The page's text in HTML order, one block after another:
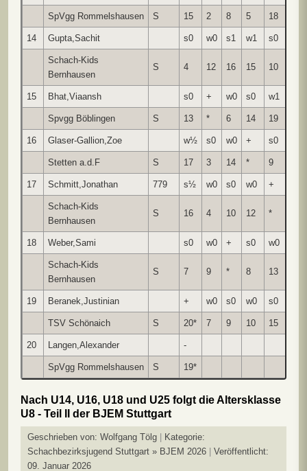
SpVgg Rommelshausen S 15 2 8 5 18
14 Gupta,Sachit s0 w0 s1 w1 s0
Schach-Kids
Bernhausen
S 4 12 16 15 10
15 Bhat,Viaansh s0 + w0 s0 w1
Spvgg Böblingen S 13 * 6 14 19
16 Glaser-Gallion,Zoe w½ s0 w0 + s0
Stetten a.d.F S 17 3 14 * 9
17 Schmitt,Jonathan 779 s½ w0 s0 w0 +
Schach-Kids
Bernhausen
S 16 4 10 12 *
18 Weber,Sami s0 w0 + s0 w0
Schach-Kids
Bernhausen
S 7 9 * 8 13
19 Beranek,Justinian + w0 s0 w0 s0
TSV Schönaich S 20* 7 9 10 15
20 Langen,Alexander -
SpVgg Rommelshausen S 19*
Nach U14, U16, U18 und U25 folgt die Altersklasse
U8 - Teil II der BJEM Stuttgart
Geschrieben von: Wolfgang Tölg
Kategorie:
Schachbezirksjugend Stuttgart » BJEM 2026
Veröffentlicht:
09. Januar 2026